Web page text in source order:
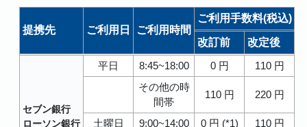
提携先 ご利用日 ご利用時間
ご利用手数料(税込)
改訂前 改定後
セブン銀行
ローソン銀行
平日 8:45~18:00 0 円
110 円
その他の時
間帯
110 円 220 円
土曜日 9:00~14:00 0 円 (*1)
110 円